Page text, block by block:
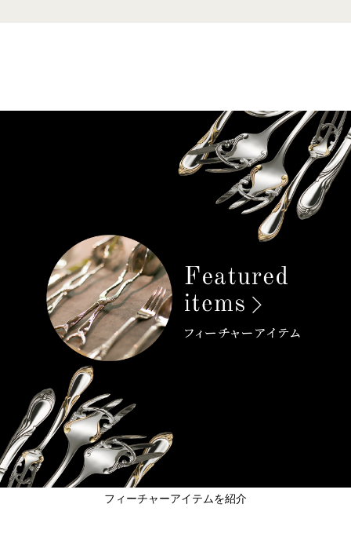
フィーチャーアイテムを紹介